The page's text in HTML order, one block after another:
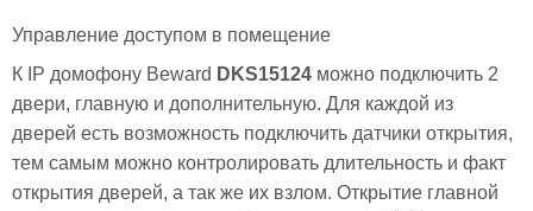
Управление доступом в помещение
К IP домофону Beward DKS15124 можно подключить 2
двери, главную и дополнительную. Для каждой из
дверей есть возможность подключить датчики открытия,
тем самым можно контролировать длительность и факт
открытия дверей, а так же их взлом. Открытие главной